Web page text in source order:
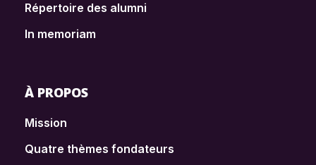
Répertoire des alumni
In memoriam
À PROPOS
Mission
Quatre thèmes fondateurs